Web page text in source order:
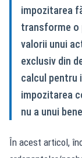
impozitarea
transforme o
valorii unui
exclusiv din
calcul pentru
impozitarea
nu a unui
În acest articol,